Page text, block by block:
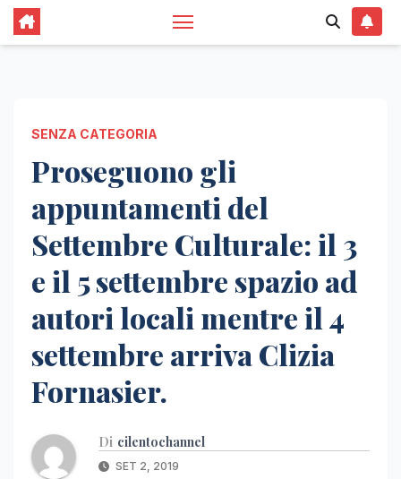
SENZA CATEGORIA
Proseguono gli
appuntamenti del
Settembre Culturale: il 3
e il 5 settembre spazio ad
autori locali mentre il 4
settembre arriva Clizia
Fornasier.
Di cilentochannel
SET 2, 2019